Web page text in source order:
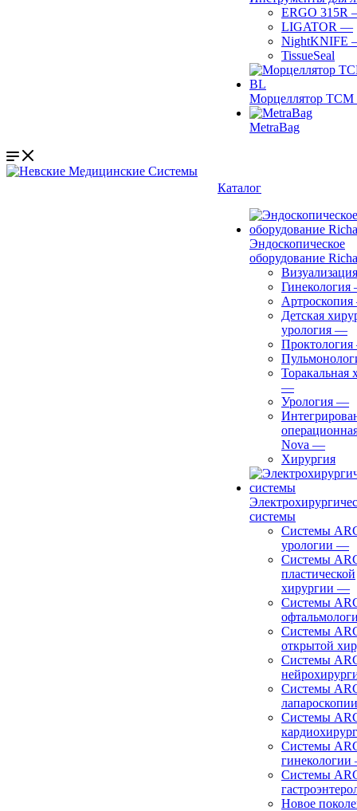
ERGO 315R
LIGATOR —
NightKNIFE
TissueSeal
Морцеллятор ТСМ
MetraBag
Каталог
Эндоскопическое
оборудование
Визуализация
Гинекология
Артроскопия
Детская
урология —
Проктология
Торакальная
—
Урология —
Nova —
Хирургия
системы
Системы
урологии —
Системы
пластической
хирургии —
Системы
Системы
открытой
Системы
Системы
лапароскопии
Системы
Системы
гинекологии
Системы
Новое